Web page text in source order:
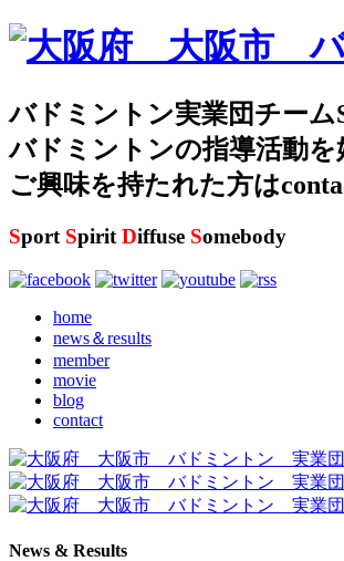
バドミントン実業団チーム
バドミントンの指導活動
ご興味を持たれた方は
Sport Spirit Diffuse Somebody
home
news＆results
member
movie
blog
contact
News & Results